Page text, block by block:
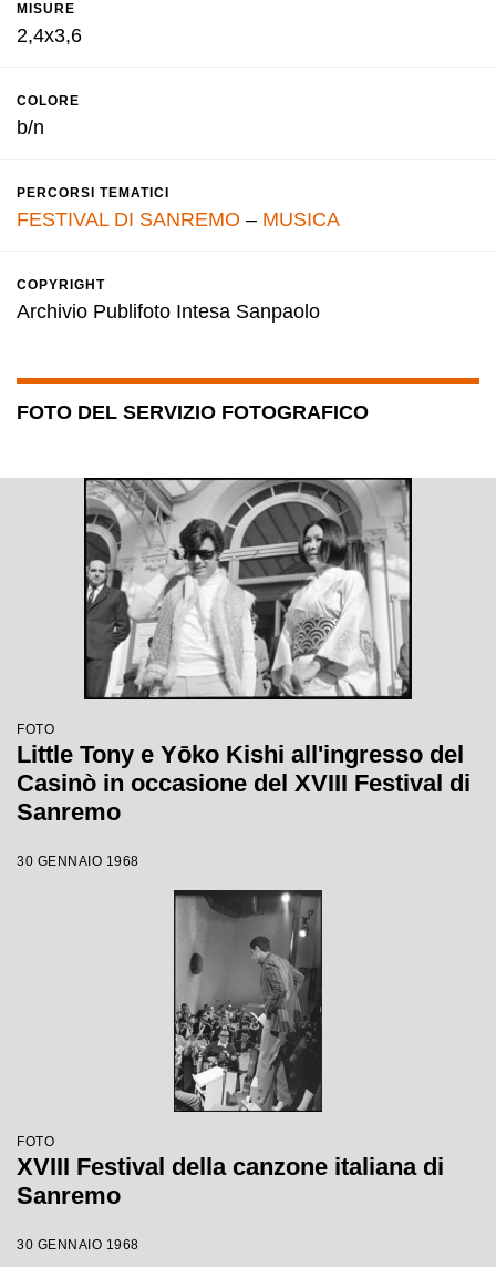
MISURE
2,4x3,6
COLORE
b/n
PERCORSI TEMATICI
FESTIVAL DI SANREMO – MUSICA
COPYRIGHT
Archivio Publifoto Intesa Sanpaolo
FOTO DEL SERVIZIO FOTOGRAFICO
FOTO
Little Tony e Yōko Kishi all'ingresso del
Casinò in occasione del XVIII Festival di
Sanremo
30 GENNAIO 1968
FOTO
XVIII Festival della canzone italiana di
Sanremo
30 GENNAIO 1968